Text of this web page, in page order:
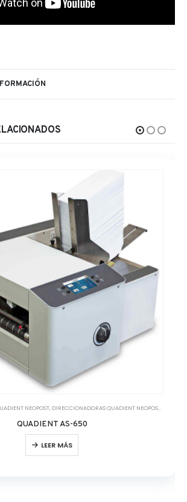
NEOPOST, DIRECCIONADORAS QUADIENT NEOPOST MONOCROMO
QUADIENT AS-650
LEER MÁS